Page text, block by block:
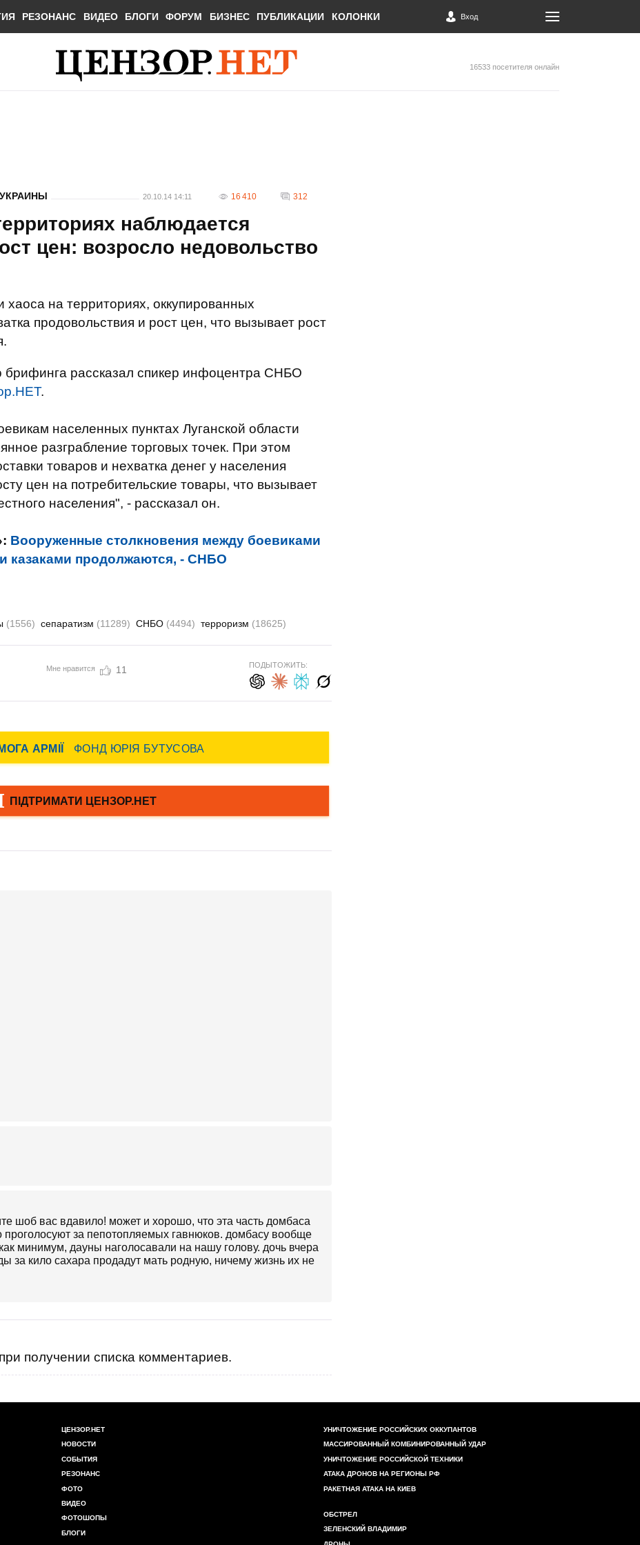
РЕЗОНАНС ВИДЕО БЛОГИ ФОРУМ БИЗНЕС ПУБЛИКАЦИИ КОЛОНКИ Вход
16533 посетителя онлайн
20.10.14 14:11 16 410 312
наблюдается
цен: возросло недовольство
хаоса на территориях, оккупированных
продовольствия и рост цен, что вызывает рост
брифинга рассказал спикер инфоцентра СНБО
.
населенных пунктах Луганской области
разграбление торговых точек. При этом
товаров и нехватка денег у населения
цен на потребительские товары, что вызывает
населения", - рассказал он.
Вооруженные столкновения между боевиками
казаками продолжаются, - СНБО
(1556) сепаратизм (11289) СНБО (4494) терроризм (18625)
Мне нравится 11 ПОДЫТОЖИТЬ:
шоб вас вдавило! может и хорошо, что эта часть домбаса
проголосуют за пепотопляемых гавнюков. домбасу вообще
минимум, дауны наголосавали на нашу голову. дочь вчера
за кило сахара продадут мать родную, ничему жизнь их не
получении списка комментариев.
ЦЕНЗОР.НЕТ
НОВОСТИ
СОБЫТИЯ
РЕЗОНАНС
ФОТО
ВИДЕО
ФОТОШОПЫ
БЛОГИ
УНИЧТОЖЕНИЕ РОССИЙСКИХ ОККУПАНТОВ
МАССИРОВАННЫЙ КОМБИНИРОВАННЫЙ УДАР
УНИЧТОЖЕНИЕ РОССИЙСКОЙ ТЕХНИКИ
АТАКА ДРОНОВ НА РЕГИОНЫ РФ
РАКЕТНАЯ АТАКА НА КИЕВ
ОБСТРЕЛ
ЗЕЛЕНСКИЙ ВЛАДИМИР